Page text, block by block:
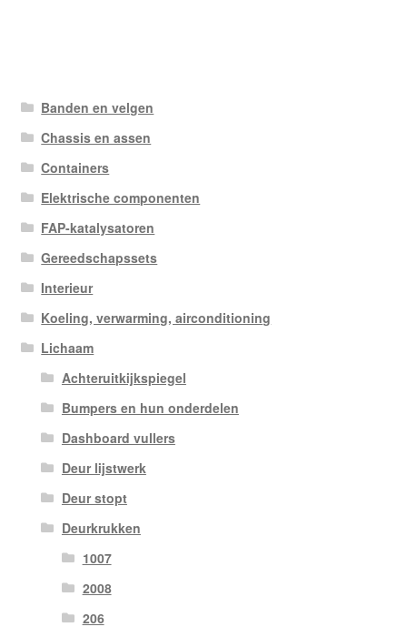
Banden en velgen
Chassis en assen
Containers
Elektrische componenten
FAP-katalysatoren
Gereedschapssets
Interieur
Koeling, verwarming, airconditioning
Lichaam
Achteruitkijkspiegel
Bumpers en hun onderdelen
Dashboard vullers
Deur lijstwerk
Deur stopt
Deurkrukken
1007
2008
206